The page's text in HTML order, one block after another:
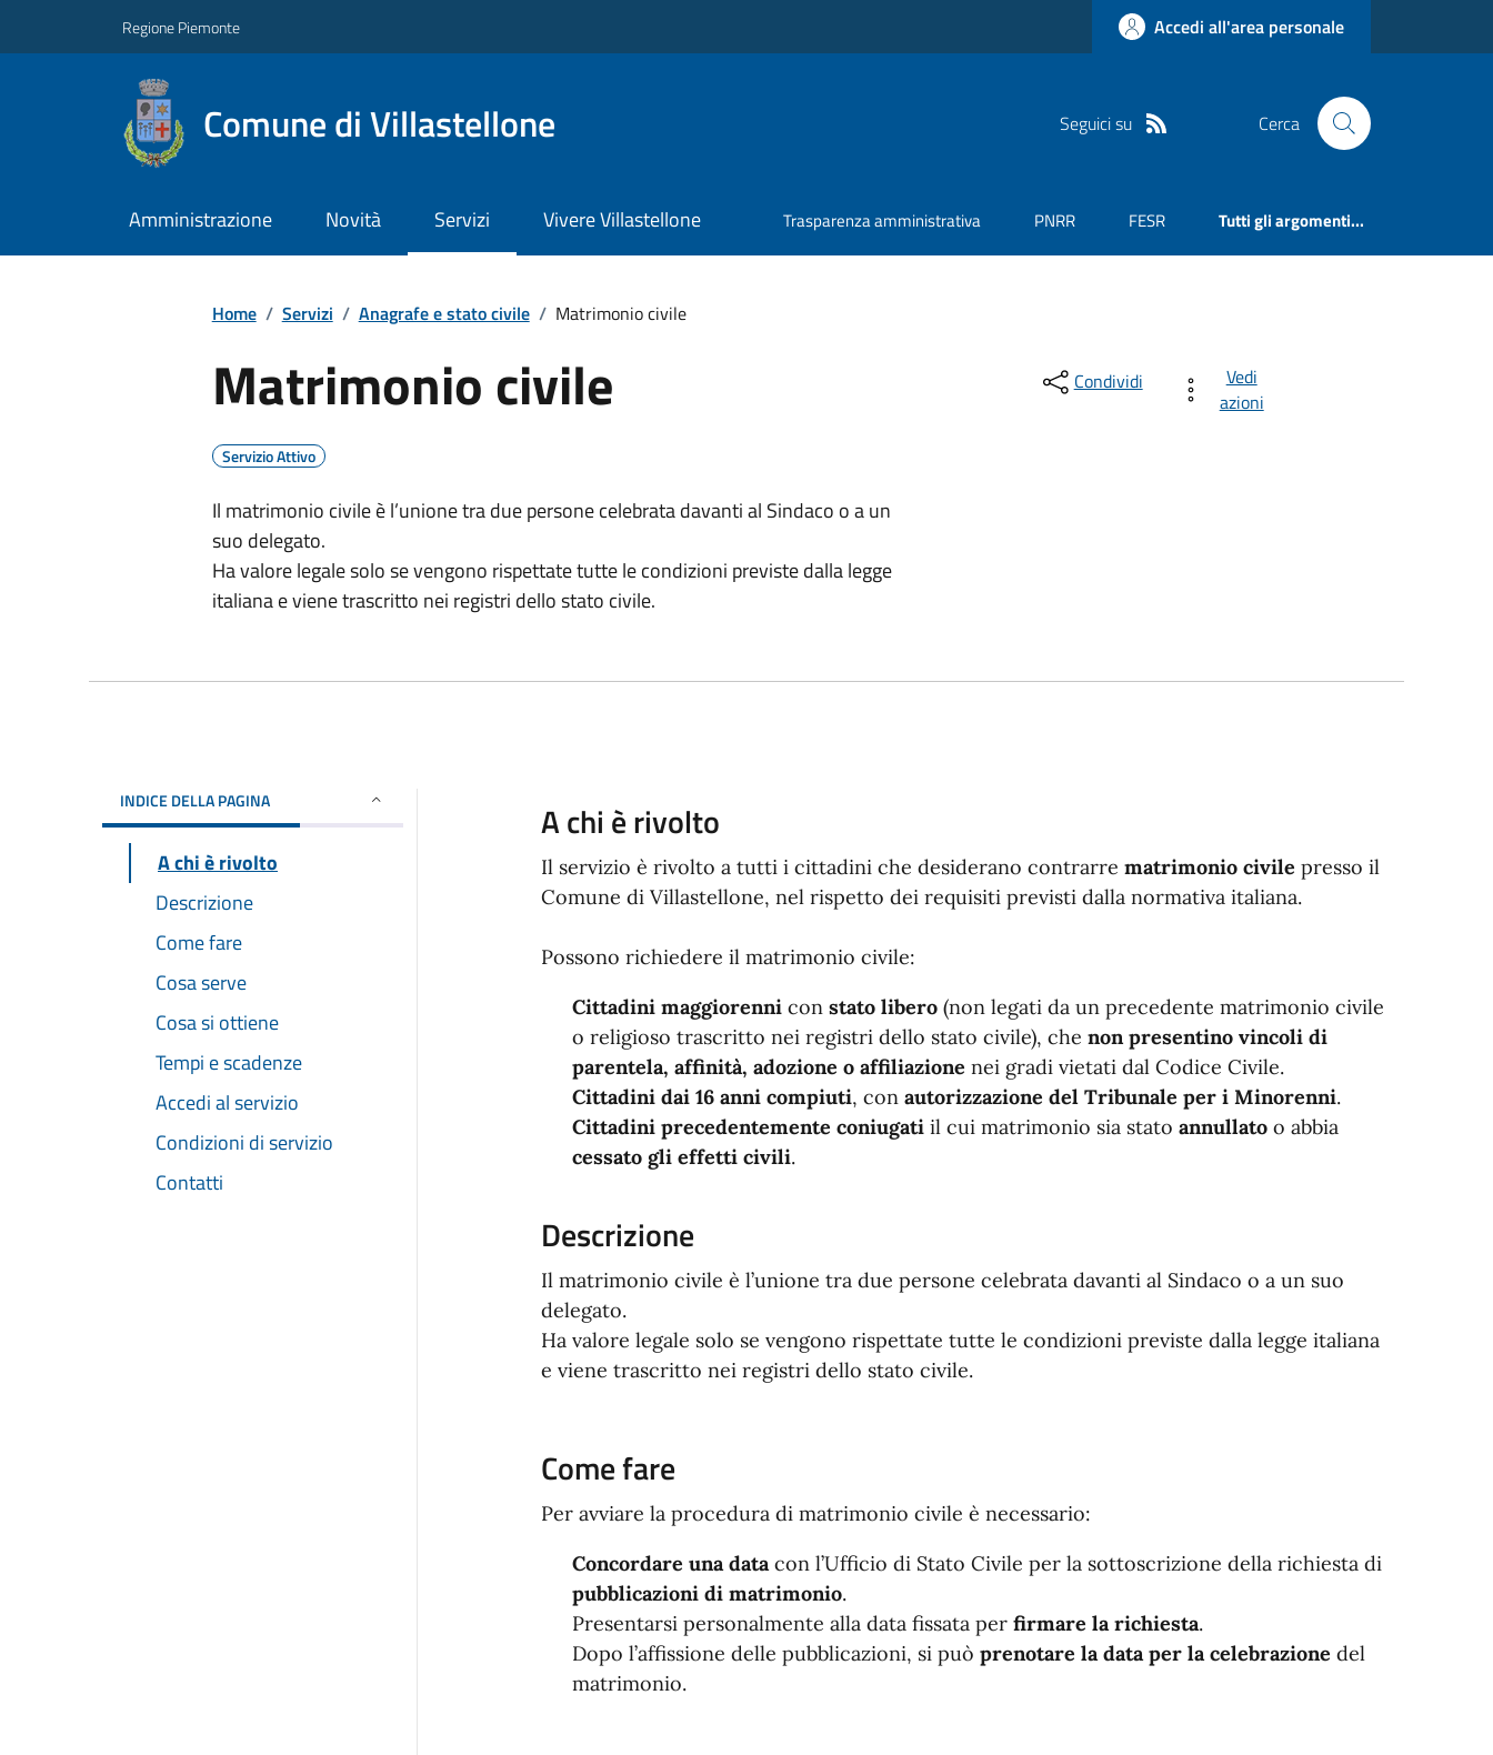
Regione Piemonte Accedi all'area personale
Comune di Villastellone Seguici su Cerca
Amministrazione Novità Servizi Vivere Villastellone Trasparenza amministrativa PNRR FESR Tutti gli argomenti...
Home / Servizi / Anagrafe e stato civile / Matrimonio civile
Matrimonio civile
Servizio Attivo
Il matrimonio civile è l’unione tra due persone celebrata davanti al Sindaco o a un
suo delegato.
Ha valore legale solo se vengono rispettate tutte le condizioni previste dalla legge
italiana e viene trascritto nei registri dello stato civile.
Condividi
Vedi
azioni
INDICE DELLA PAGINA
A chi è rivolto
Descrizione
Come fare
Cosa serve
Cosa si ottiene
Tempi e scadenze
Accedi al servizio
Condizioni di servizio
Contatti
A chi è rivolto
Il servizio è rivolto a tutti i cittadini che desiderano contrarre matrimonio civile presso il
Comune di Villastellone, nel rispetto dei requisiti previsti dalla normativa italiana.
Possono richiedere il matrimonio civile:
Cittadini maggiorennicon stato libero(non legati da un precedente matrimonio civile
o religioso trascritto nei registri dello stato civile), che non presentino vincoli di
parentela, affinità, adozione o affiliazione nei gradi vietati dal Codice Civile.
Cittadini dai 16 anni compiuti, con autorizzazione del Tribunale per i Minorenni.
Cittadini precedentemente coniugatiil cui matrimonio sia stato annullatoo abbia
cessato gli effetti civili.
Descrizione
Il matrimonio civile è l’unione tra due persone celebrata davanti al Sindaco o a un suo
delegato.
Ha valore legale solo se vengono rispettate tutte le condizioni previste dalla legge italiana
e viene trascritto nei registri dello stato civile.
Come fare
Per avviare la procedura di matrimonio civile è necessario:
Concordare una datacon l’Ufficio di Stato Civile per la sottoscrizione della richiesta di
pubblicazioni di matrimonio.
Presentarsi personalmente alla data fissata per firmare la richiesta.
Dopo l’affissione delle pubblicazioni, si può prenotare la data per la celebrazione del
matrimonio.